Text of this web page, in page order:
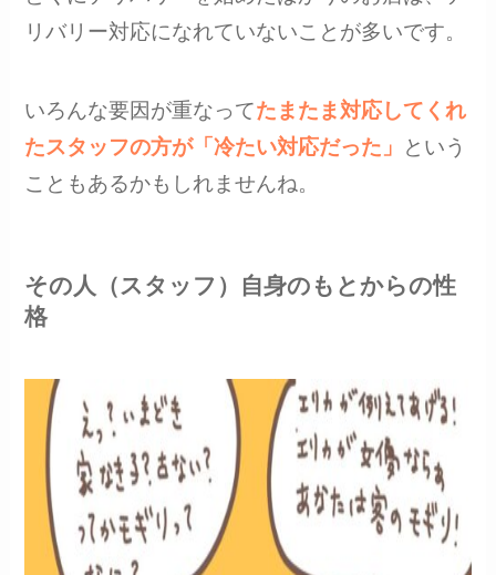
リバリー対応になれていないことが多いです。
いろんな要因が重なってたまたま対応してくれ
たスタッフの方が「冷たい対応だった」
という
こともあるかもしれませんね。
その人（スタッフ）自身のもとからの性
格